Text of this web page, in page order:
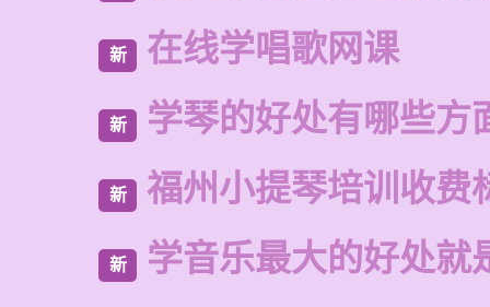
新 在线学唱歌网课
新 学琴的好处有哪些方
新 福州小提琴培训收费
新 学音乐最大的好处就